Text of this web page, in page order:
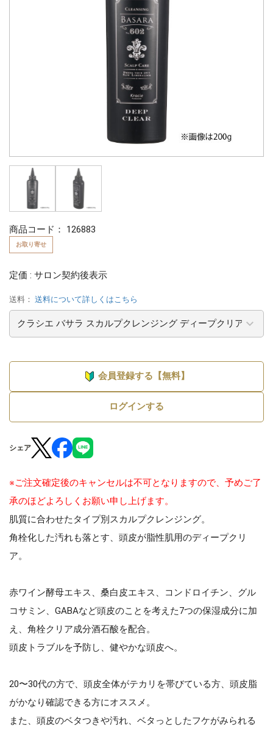
商品コード： 126883
お取り寄せ
定価 : サロン契約後表示
送料： 送料について詳しくはこちら
会員登録する【無料】
ログインする
シェア
※ご注文確定後のキャンセルは不可となりますので、予めご了
承のほどよろしくお願い申し上げます。
肌質に合わせたタイプ別スカルプクレンジング。
角栓化した汚れも落とす、頭皮が脂性肌用のディープクリ
ア。
赤ワイン酵母エキス、桑白皮エキス、コンドロイチン、グル
コサミン、GABAなど頭皮のことを考えた7つの保湿成分に加
え、角栓クリア成分酒石酸を配合。
頭皮トラブルを予防し、健やかな頭皮へ。
20〜30代の方で、頭皮全体がテカリを帯びている方、頭皮脂
がかなり確認できる方にオススメ。
また、頭皮のベタつきや汚れ、ベタっとしたフケがみられる